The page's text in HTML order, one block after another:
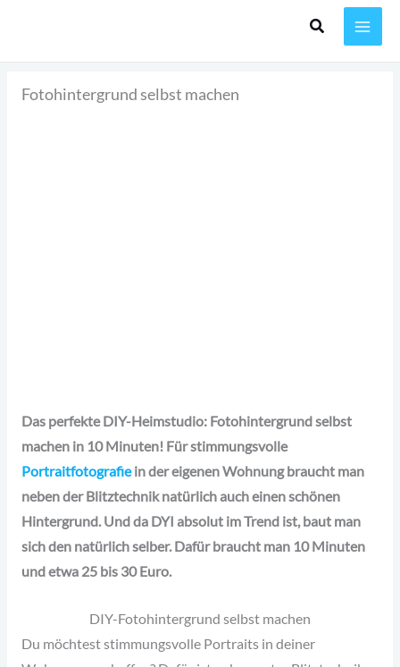
Fotohintergrund selbst machen
Das perfekte DIY-Heimstudio: Fotohintergrund selbst
machen in 10 Minuten! Für stimmungsvolle
Portraitfotografiein der eigenen Wohnung braucht man
neben der Blitztechnik natürlich auch einen schönen
Hintergrund. Und da DYI absolut im Trend ist, baut man
sich den natürlich selber. Dafür braucht man 10 Minuten
und etwa 25 bis 30 Euro.
DIY-Fotohintergrund selbst machen
Du möchtest stimmungsvolle Portraits in deiner